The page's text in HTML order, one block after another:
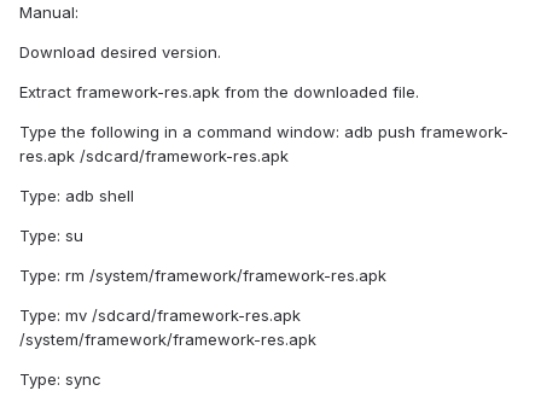
Manual:
Download desired version.
Extract framework-res.apk from the downloaded file.
Type the following in a command window: adb push framework-
res.apk /sdcard/framework-res.apk
Type: adb shell
Type: su
Type: rm /system/framework/framework-res.apk
Type: mv /sdcard/framework-res.apk
/system/framework/framework-res.apk
Type: sync